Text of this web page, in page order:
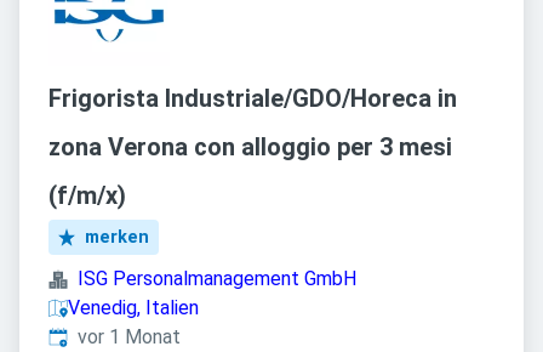
Frigorista Industriale/GDO/Horeca in
zona Verona con alloggio per 3 mesi
(f/m/x)
merken
ISG Personalmanagement GmbH
Venedig, Italien
Veröffentlicht:
vor 1 Monat